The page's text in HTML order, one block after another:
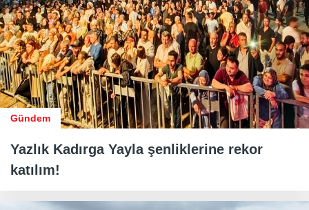
Gündem
Yazlık Kadırga Yayla şenliklerine rekor
katılım!